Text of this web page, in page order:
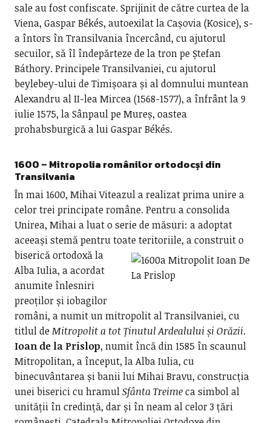
sale au fost confiscate. Sprijinit de către curtea de la
Viena, Gaspar Békés, autoexilat la Cașovia (Kosice), s-
a întors în Transilvania încercând, cu ajutorul
secuilor, să îl îndepărteze de la tron pe Ștefan
Báthory. Principele Transilvaniei, cu ajutorul
beylebey-ului de Timișoara și al domnului muntean
Alexandru al II-lea Mircea (1568-1577), a înfrânt la 9
iulie 1575, la Sânpaul pe Mureș, oastea
prohabsburgică a lui Gaspar Békés.
1600 – Mitropolia românilor ortodocși din
Transilvania
În mai 1600, Mihai Viteazul a realizat prima unire a
celor trei principate române. Pentru a consolida
Unirea, Mihai a luat o serie de măsuri: a adoptat
aceeași stemă pentru toate teritoriile, a construit o
biserică ortodoxă la
Alba Iulia, a acordat
anumite înlesniri
preoților și iobagilor
români, a numit un mitropolit al Transilvaniei, cu
titlul deMitropolit a tot Ținutul Ardealului și Orăzii.
Ioan de la Prislop, numit încă din 1585 în scaunul
Mitropolitan, a început, la Alba Iulia, cu
binecuvântarea și banii lui Mihai Bravu, construcția
unei biserici cu hramulSfânta Treimeca simbol al
unității în credință, dar și în neam al celor 3 țări